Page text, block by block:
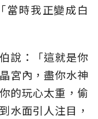
當時我正變成白
說：「這就是你
宮內，盡你水神
的玩心太重，偷
水面引人注目，